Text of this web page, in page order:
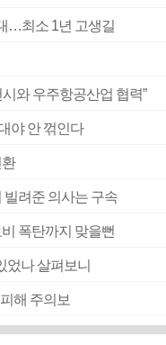
…최소 1년 고생길
와 우주항공산업 협력”
야 안 꺾인다
빌려준 의사는 구속
폭탄까지 맞을뻔
었나 살펴보니
해 주의보